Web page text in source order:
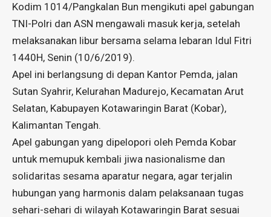
Kodim 1014/Pangkalan Bun mengikuti apel gabungan
TNI-Polri dan ASN mengawali masuk kerja, setelah
melaksanakan libur bersama selama lebaran Idul Fitri
1440H, Senin (10/6/2019).
Apel ini berlangsung di depan Kantor Pemda, jalan
Sutan Syahrir, Kelurahan Madurejo, Kecamatan Arut
Selatan, Kabupayen Kotawaringin Barat (Kobar),
Kalimantan Tengah.
Apel gabungan yang dipelopori oleh Pemda Kobar
untuk memupuk kembali jiwa nasionalisme dan
solidaritas sesama aparatur negara, agar terjalin
hubungan yang harmonis dalam pelaksanaan tugas
sehari-sehari di wilayah Kotawaringin Barat sesuai